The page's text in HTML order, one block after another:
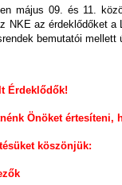
május 09. és 11.
NKE az érdeklődőket a
bemutatói mellett
Érdeklődők!
Önöket értesíteni,
köszönjük: